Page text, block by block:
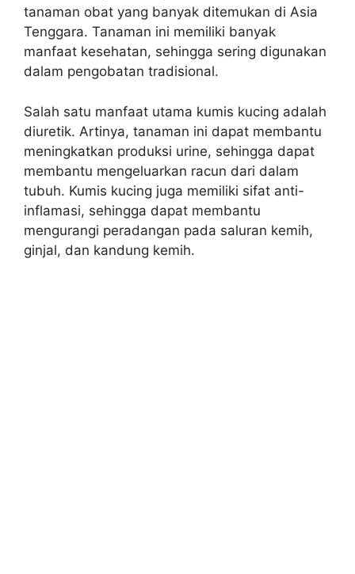
tanaman obat yang banyak ditemukan di Asia
Tenggara. Tanaman ini memiliki banyak
manfaat kesehatan, sehingga sering digunakan
dalam pengobatan tradisional.
Salah satu manfaat utama kumis kucing adalah
diuretik. Artinya, tanaman ini dapat membantu
meningkatkan produksi urine, sehingga dapat
membantu mengeluarkan racun dari dalam
tubuh. Kumis kucing juga memiliki sifat anti-
inflamasi, sehingga dapat membantu
mengurangi peradangan pada saluran kemih,
ginjal, dan kandung kemih.